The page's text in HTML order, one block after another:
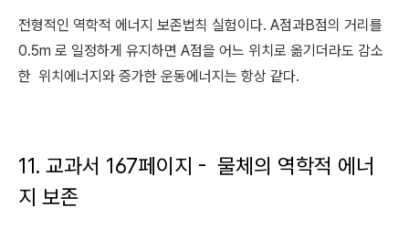
전형적인 역학적 에너지 보존법칙 실험이다. A점과B점의 거리를
0.5m 로 일정하게 유지하면 A점을 어느 위치로 옮기더라도 감소
한 위치에너지와 증가한 운동에너지는 항상 같다.
11. 교과서 167페이지 - 물체의 역학적 에너
지 보존